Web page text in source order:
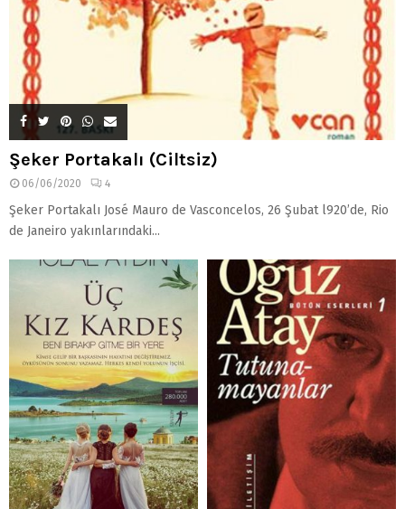
Şeker Portakalı (Ciltsiz)
06/06/2020 4
Şeker Portakalı José Mauro de Vasconcelos, 26 Şubat l920’de, Rio
de Janeiro yakınlarındaki...